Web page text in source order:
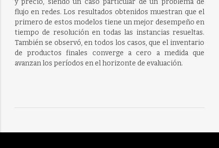
y precio, siendo un caso particular de un problema de
flujo en redes. Los resultados obtenidos muestran que el
primero de estos modelos tiene un mejor desempeño en
tiempo de resolución en todas las instancias resueltas.
También se observó, en todos los casos, que el inventario
de productos finales converge a cero a medida que
avanzan los períodos en el horizonte de evaluación.